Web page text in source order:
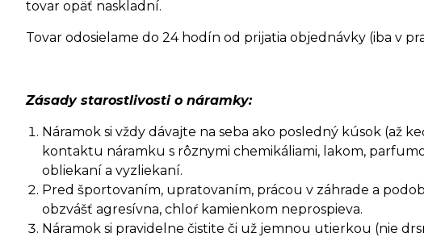
tovar opäť naskladní.
Tovar odosielame do 24 hodín od prijatia objednávky (iba v
Zásady starostlivosti o náramky:
Náramok si vždy dávajte na seba ako posledný kúsok (až
kontaktu náramku s rôznymi chemikáliami, lakom,
obliekaní a vyzliekaní.
Pred športovaním, upratovaním, prácou v záhrade a
obzvášť agresívna, chloŕ kamienkom neprospieva.
Náramok si pravidelne čistite či už jemnou utierkou (nie